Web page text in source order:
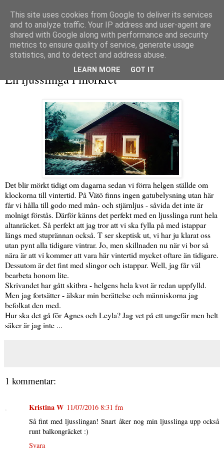
En ljusslinga i mörkret
Det blir mörkt tidigt om dagarna sedan vi förra helgen ställde om
klockorna till vintertid. På Vätö finns ingen gatubelysning utan här
får vi hålla till godo med mån- och stjärnljus - såvida det inte är
molnigt förstås. Därför känns det perfekt med en ljusslinga runt hela
altanräcket. Så perfekt att jag tror att vi ska fylla på med istappar
längs med stuprännan också. T ser skeptisk ut, vi har ju klarat oss
utan pynt alla tidigare vintrar. Jo, men skillnaden nu när vi bor så
nära är att vi kommer att vara här vintertid mycket oftare än tidigare.
Dessutom är det fint med slingor och istappar. Well, jag får väl
bearbeta honom lite.
Skrivandet har gått skitbra - helgens hela kvot är redan uppfylld.
Men jag fortsätter - älskar min berättelse och människorna jag
befolkat den med.
Hur ska det gå för Agnes och Leyla? Jag vet på ett ungefär men helt
säker är jag inte ...
1 kommentar:
Kristina W 11/07/2016 8:31 fm
Så fint med ljusslingan! Snart åker nog min ljusslinga upp också
runt balkongräcket :)
Svara
This site uses cookies from Google to deliver its services
and to analyze traffic. Your IP address and user-agent are
shared with Google along with performance and security
metrics to ensure quality of service, generate usage
statistics, and to detect and address abuse.
LEARN MORE GOT IT